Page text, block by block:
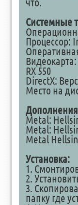
что.
Системные
Процессор:
RX 550
DirectX:
Место на
Metal:
Metal:
Metal
Установка:
1.
2.
3.
папку где